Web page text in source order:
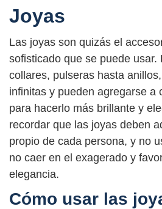
Joyas
Las joyas son quizás el
sofisticado que se puede usar.
collares, pulseras hasta
infinitas y pueden agregarse a
para hacerlo más brillante y
recordar que las joyas deben
propio de cada persona, y no
no caer en el exagerado y
elegancia.
Cómo usar las